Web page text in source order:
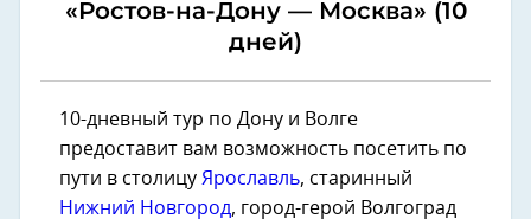
«Ростов-на-Дону — Москва» (10
дней)
10-дневный тур по Дону и Волге
предоставит вам возможность посетить по
пути в столицу Ярославль, старинный
Нижний Новгород, город-герой Волгоград